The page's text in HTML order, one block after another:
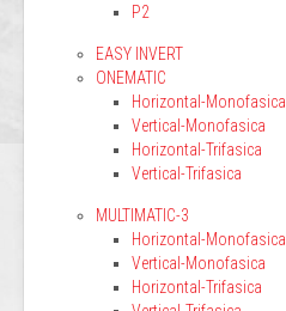
P2
EASY INVERT
ONEMATIC
Horizontal-Monofasica
Vertical-Monofasica
Horizontal-Trifasica
Vertical-Trifasica
MULTIMATIC-3
Horizontal-Monofasica
Vertical-Monofasica
Horizontal-Trifasica